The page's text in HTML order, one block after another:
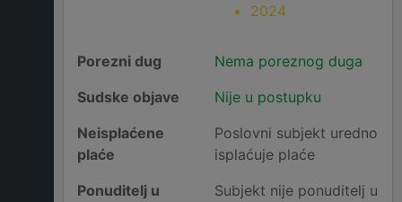
2024
Porezni dug
Nema poreznog duga
Sudske objave
Nije u postupku
Neisplaćene
plaće
Poslovni subjekt uredno
isplaćuje plaće
Ponuditelj u
Subjekt nije ponuditelj u